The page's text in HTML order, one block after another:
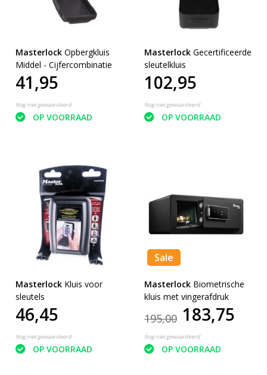
Masterlock Opbergkluis
Middel - Cijfercombinatie
41,95
Nog niet gewaardeerd
OP VOORRAAD
Masterlock Gecertificeerde
sleutelkluis
102,95
Nog niet gewaardeerd
OP VOORRAAD
Masterlock Kluis voor
sleutels
46,45
Nog niet gewaardeerd
OP VOORRAAD
Sale
Masterlock Biometrische
kluis met vingerafdruk
195,00 183,75
Nog niet gewaardeerd
OP VOORRAAD